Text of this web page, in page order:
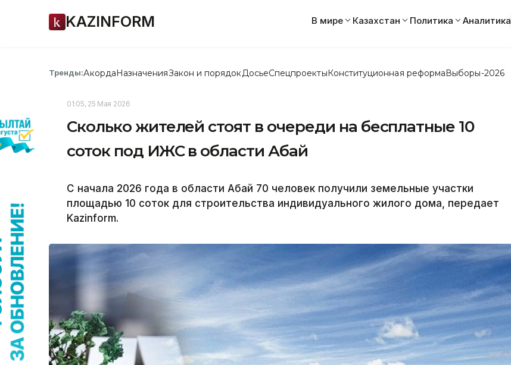
KAZINFORM В мире Казахстан Политика Аналитика
Тренды:АкордаНазначенияЗакон и порядок ДосьеСпецпроектыКонституционная реформаВыборы-2026
01:05, 25 Мая 2026
Сколько жителей стоят в очереди на бесплатные 10
соток под ИЖС в области Абай
С начала 2026 года в области Абай 70 человек получили земельные участки
площадью 10 соток для строительства индивидуального жилого дома, передает
Kazinform.